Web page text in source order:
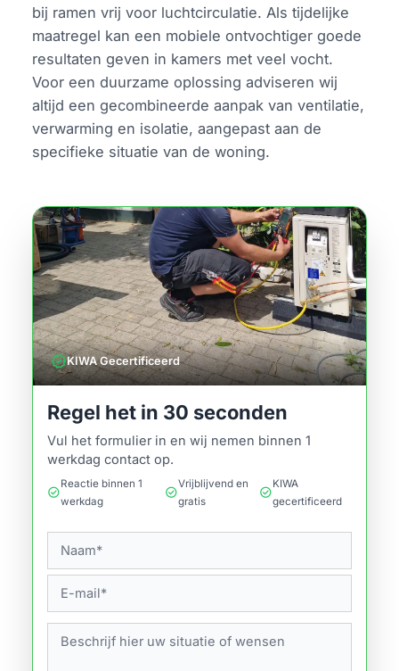
bij ramen vrij voor luchtcirculatie. Als tijdelijke
maatregel kan een mobiele ontvochtiger goede
resultaten geven in kamers met veel vocht.
Voor een duurzame oplossing adviseren wij
altijd een gecombineerde aanpak van ventilatie,
verwarming en isolatie, aangepast aan de
specifieke situatie van de woning.
verifiedKIWA Gecertificeerd
Regel het in 30 seconden
Vul het formulier in en wij nemen binnen 1
werkdag contact op.
check_circle
Reactie binnen 1
werkdag
check_circle
Vrijblijvend en
gratis
check_circle
KIWA
gecertificeerd